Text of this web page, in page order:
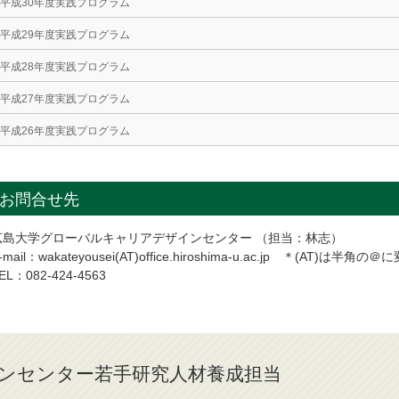
平成29年度実践プログラム
平成28年度実践プログラム
平成27年度実践プログラム
平成26年度実践プログラム
お問合せ先
島大学グローバルキャリアデザインセンター （担当：林志）
mail：wakateyousei(AT)office.hiroshima-u.ac.jp ＊(AT)は半角の＠に
：082-424-4563
センター若手研究人材養成担当